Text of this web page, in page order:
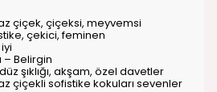
çiçek, çiçeksi, meyvemsi
çekici, feminen
– Belirgin
şıklığı, akşam, özel davetler
çiçekli sofistike kokuları sevenler